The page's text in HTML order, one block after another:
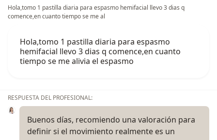
Hola,tomo 1 pastilla diaria para espasmo hemifacial llevo 3 dias q
comence,en cuanto tiempo se me al
Hola,tomo 1 pastilla diaria para espasmo
hemifacial llevo 3 dias q comence,en cuanto
tiempo se me alivia el espasmo
RESPUESTA DEL PROFESIONAL:
Buenos días, recomiendo una valoración para
definir si el movimiento realmente es un